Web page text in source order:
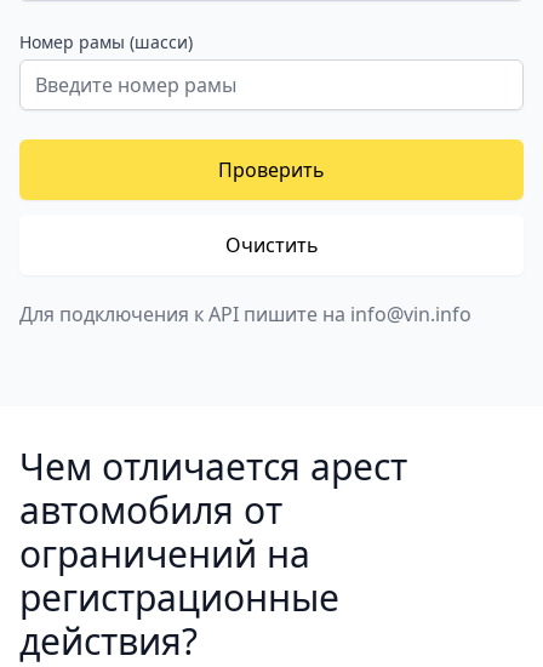
Номер рамы (шасси)
Проверить
Очистить
Для подключения к API пишите на info@vin.info
Чем отличается арест
автомобиля от
ограничений на
регистрационные
действия?